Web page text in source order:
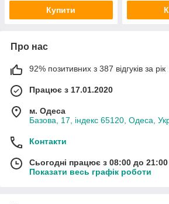
Купити
Про нас
92% позитивних з 387 відгуків за рік
Працює з 17.01.2020
м. Одеса
Базова, 17, індекс 65120, Одеса,
Контакти
Сьогодні працює з 08:00 до 21:00
Показати весь графік роботи